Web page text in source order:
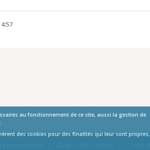
au fonctionnement de ce site, aussi la gestion de
des cookies pour des finalités qui leur sont propres,